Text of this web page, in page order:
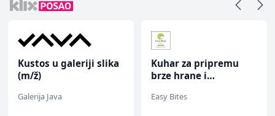
Kustos u galeriji slika
(m/ž)
Galerija Java
Kuhar za pripremu
brze hrane i
ž)
Easy Bites